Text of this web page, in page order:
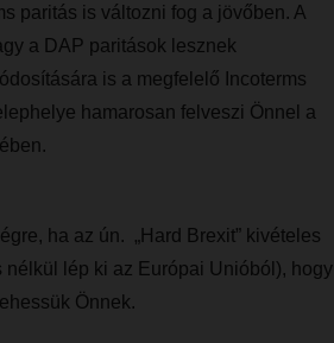
paritás is változni fog a jövőben. A
a DAP paritások lesznek
is a megfelelő Incoterms
hamarosan felveszi Önnel a
ha az ún. „Hard Brexit” kivételes
lép ki az Európai Unióból), hogy
Önnek.